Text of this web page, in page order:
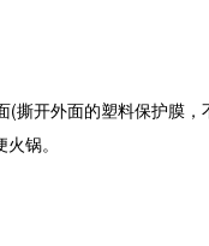
撕开外面的塑料保护膜
锅。